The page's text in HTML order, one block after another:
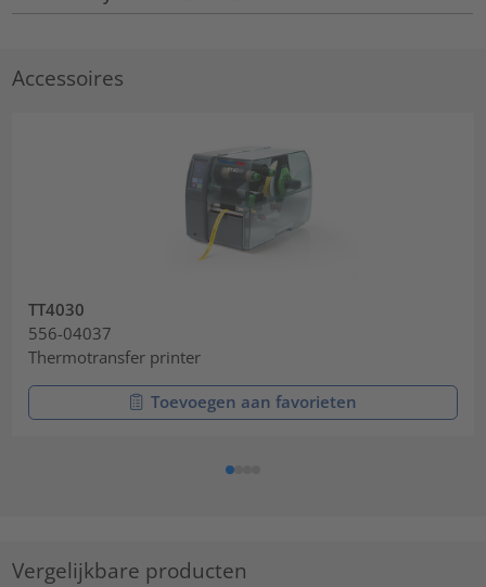
Accessoires
TT4030
556-04037
Thermotransfer printer
Toevoegen aan favorieten
Vergelijkbare producten